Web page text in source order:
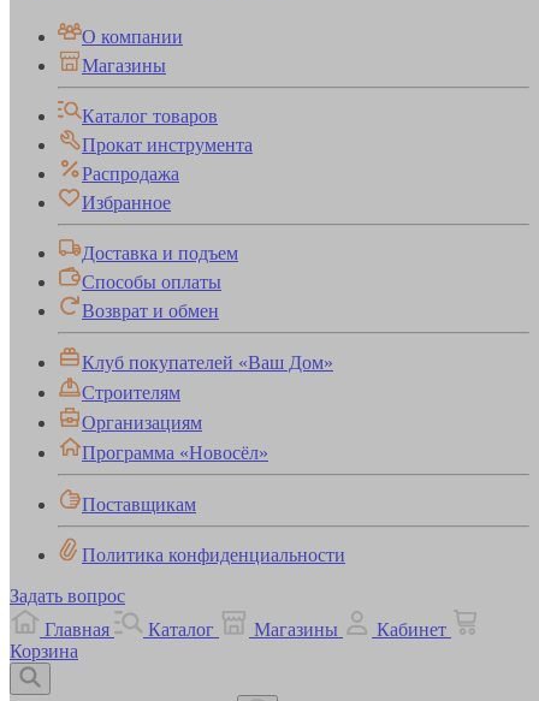
О компании
Магазины
Каталог товаров
Прокат инструмента
Распродажа
Избранное
Доставка и подъем
Способы оплаты
Возврат и обмен
Клуб покупателей «Ваш Дом»
Строителям
Организациям
Программа «Новосёл»
Поставщикам
Политика конфиденциальности
Задать вопрос
Главная
Каталог Магазины
Кабинет
Корзина